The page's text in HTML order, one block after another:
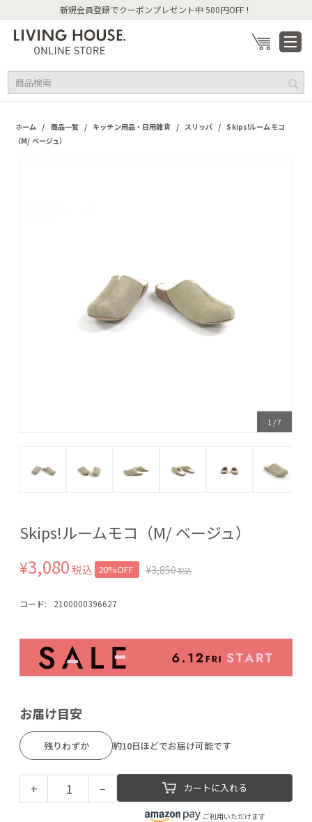
新規会員登録でクーポンプレゼント中 500円OFF！
ホーム / 商品一覧 / キッチン用品・日用雑貨 / スリッパ / Skips!ルームモコ
（M/ ベージュ）
1 /7
Skips!ルームモコ（M/ ベージュ）
¥3,080税込 20%OFF ¥3,850税込
コード: 2100000396627
お届け目安
残りわずか 約10日ほどでお届け可能です
+ − カートに入れる
ご利用いただけます